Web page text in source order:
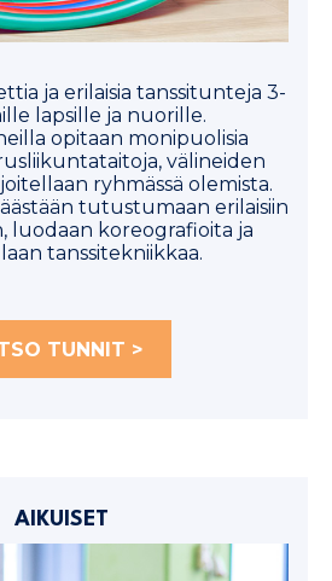
ja erilaisia tanssitunteja 3-
lapsille ja nuorille.
opitaan monipuolisia
välineiden
ryhmässä olemista.
tutustumaan erilaisiin
luodaan koreografioita ja
tanssitekniikkaa.
TUNNIT >
AIKUISET